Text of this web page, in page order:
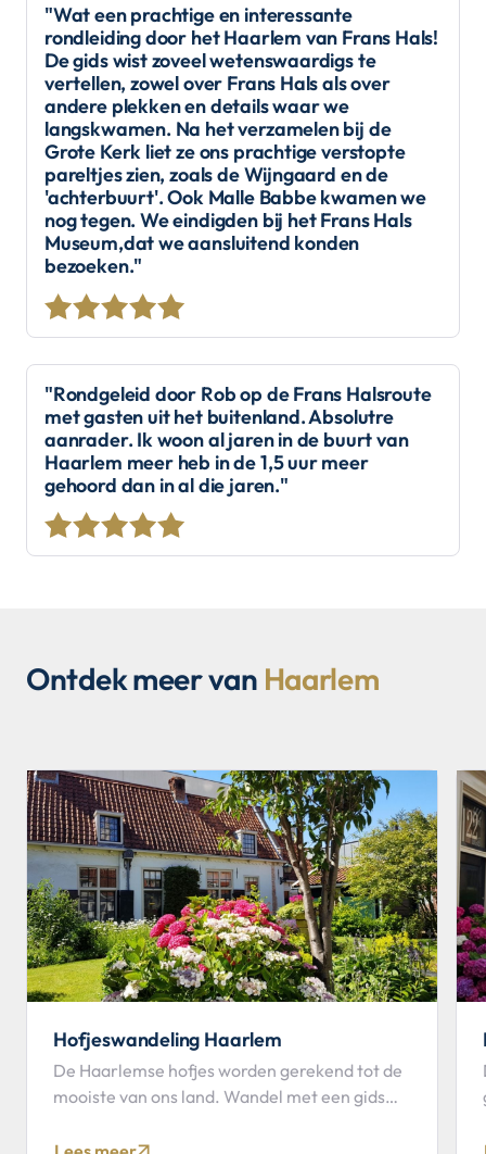
"Wat een prachtige en interessante
rondleiding door het Haarlem van Frans Hals!
De gids wist zoveel wetenswaardigs te
vertellen, zowel over Frans Hals als over
andere plekken en details waar we
langskwamen. Na het verzamelen bij de
Grote Kerk liet ze ons prachtige verstopte
pareltjes zien, zoals de Wijngaard en de
'achterbuurt'. Ook Malle Babbe kwamen we
nog tegen. We eindigden bij het Frans Hals
Museum,dat we aansluitend konden
bezoeken."
"Rondgeleid door Rob op de Frans Halsroute
met gasten uit het buitenland. Absolutre
aanrader. Ik woon al jaren in de buurt van
Haarlem meer heb in de 1,5 uur meer
gehoord dan in al die jaren."
Ontdek meer van Haarlem
Hofjeswandeling Haarlem
De Haarlemse hofjes worden gerekend tot de
mooiste van ons land. Wandel met een gids
verborgen verhalen.